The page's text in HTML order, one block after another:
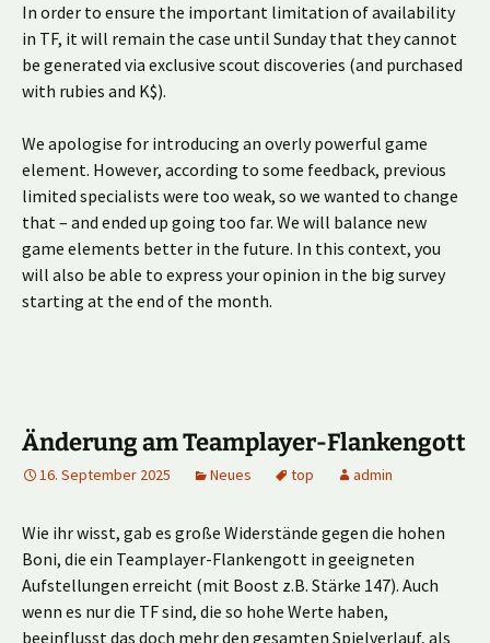
In order to ensure the important limitation of availability
in TF, it will remain the case until Sunday that they cannot
be generated via exclusive scout discoveries (and purchased
with rubies and K$).
We apologise for introducing an overly powerful game
element. However, according to some feedback, previous
limited specialists were too weak, so we wanted to change
that – and ended up going too far. We will balance new
game elements better in the future. In this context, you
will also be able to express your opinion in the big survey
starting at the end of the month.
Änderung am Teamplayer-Flankengott
16. September 2025 Neues top admin
Wie ihr wisst, gab es große Widerstände gegen die hohen
Boni, die ein Teamplayer-Flankengott in geeigneten
Aufstellungen erreicht (mit Boost z.B. Stärke 147). Auch
wenn es nur die TF sind, die so hohe Werte haben,
beeinflusst das doch mehr den gesamten Spielverlauf, als